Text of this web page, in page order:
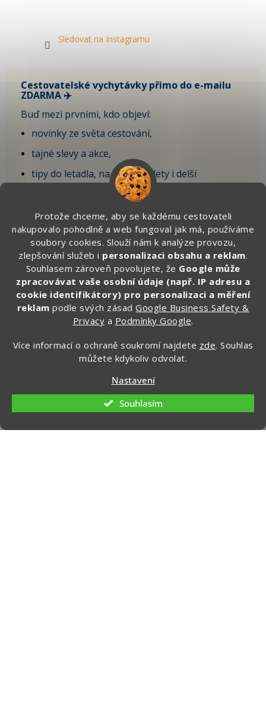
Protože chceme, aby se každému cestovateli
nakupovalo pohodlně a web fungoval jak má, používáme
soubory cookies. Slouží nám k analýze provozu,
zlepšování služeb i personalizaci obsahu a reklam.
Souhlasem zároveň povolujete, že Google může
zpracovávat vaše osobní údaje (např. IP adresu a
cookie identifikátory) pro personalizaci a měření
reklam podle svých zásadGoogle Business Safety &
Privacy a Podmínky Google.
Více informací o ochraně soukromí najdete zde. Souhlas
můžete kdykoliv odvolat.
Nastavení
Souhlasím
Sledovat na Instagramu
Cestovatelské vychytávky přímo do e-mailu
ZDARMA ✈️
Buď mezi prvními, kdo objeví:
novinky ze světa cestování,
tajné slevy a akce,
tipy do letadla, na krátké výlety i delší
dovolenou,
🎁 Po registraci získáte SLEVU 100 Kč
na první objednávku.
Zde vyplňte svůj email:
CHCI ZÍSKAT SLEVU 100 KČ »
Ochrana osobních údajů
Kontakt